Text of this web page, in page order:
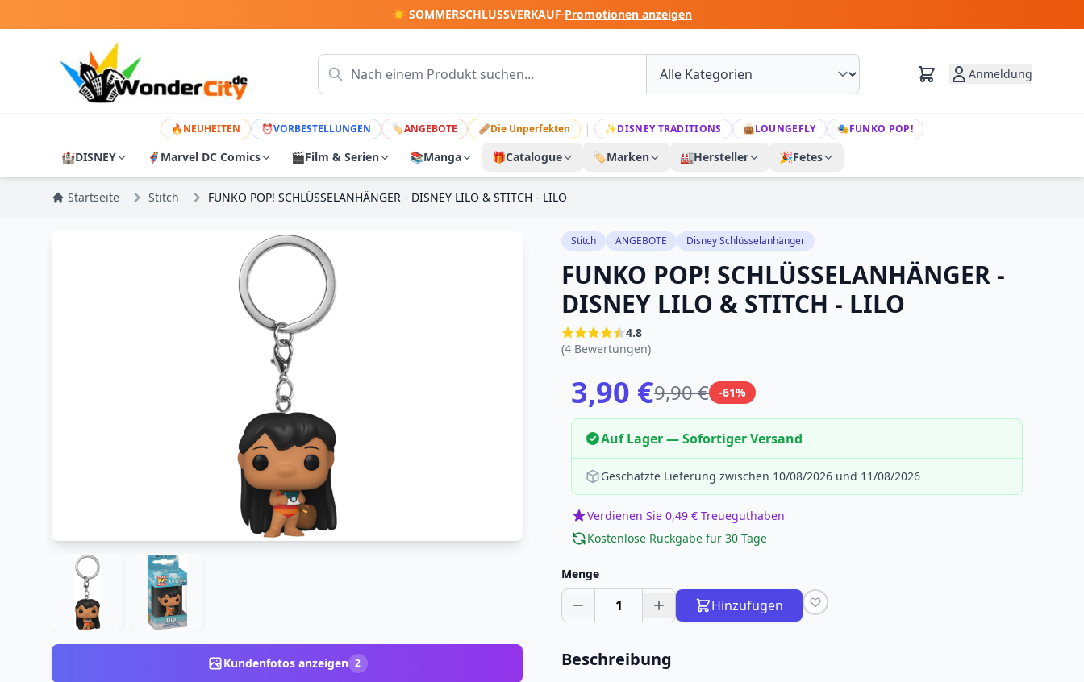
☀️ SOMMERSCHLUSSVERKAUF·Promotionen anzeigen
Anmeldung
🔥NEUHEITEN ⏰VORBESTELLUNGEN 🏷ANGEBOTE 🩹Die Unperfekten | ✨DISNEY TRADITIONS 👜LOUNGEFLY 🎭FUNKO POP!
🏰DISNEY 🦸 Marvel DC Comics 🎬Film & Serien 📚Manga 🎁Catalogue 🏷️Marken 🏭Hersteller 🎉Fetes
Startseite Stitch FUNKO POP! SCHLÜSSELANHÄNGER - DISNEY LILO & STITCH - LILO
Kundenfotos anzeigen 2
Stitch ANGEBOTE Disney Schlüsselanhänger
FUNKO POP! SCHLÜSSELANHÄNGER -
DISNEY LILO & STITCH - LILO
4.8
(4 Bewertungen)
3,90 €9,90 € -61%
Auf Lager — Sofortiger Versand
Geschätzte Lieferung zwischen 10/08/2026 und 11/08/2026
Verdienen Sie 0,49 € Treueguthaben
Kostenlose Rückgabe für 30 Tage
Menge
1 Hinzufügen
Beschreibung